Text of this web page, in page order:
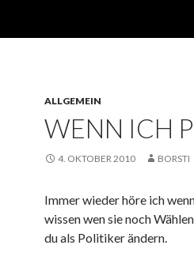
ALLGEMEIN
WENN ICH
4. OKTOBER 2010 BORSTI
Immer wieder höre ich
wissen wen sie noch
du als Politiker ändern.